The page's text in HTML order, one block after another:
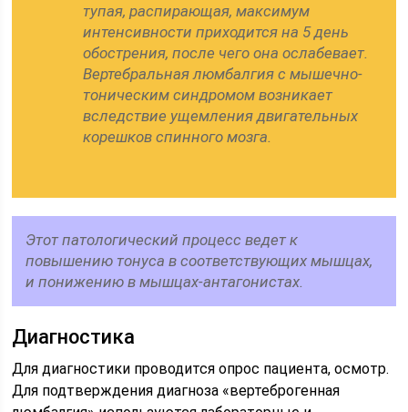
тупая, распирающая, максимум
интенсивности приходится на 5 день
обострения, после чего она ослабевает.
Вертебральная люмбалгия с мышечно-
тоническим синдромом возникает
вследствие ущемления двигательных
корешков спинного мозга.
Этот патологический процесс ведет к
повышению тонуса в соответствующих мышцах,
и понижению в мышцах-антагонистах.
Диагностика
Для диагностики проводится опрос пациента, осмотр.
Для подтверждения диагноза «вертеброгенная